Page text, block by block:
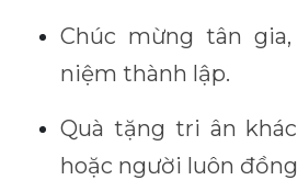
Chúc mừng tân
niệm thành lập.
Quà tặng tri ân
hoặc người luôn